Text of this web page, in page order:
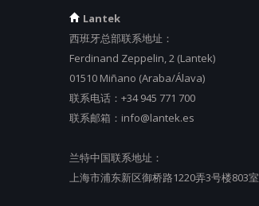
Lantek
西班牙总部联系地址：
Ferdinand Zeppelin, 2 (Lantek)
01510 Miñano (Araba/Álava)
联系电话： +34 945 771 700
联系邮箱： info@lantek.es
兰特中国联系地址：
上海市浦东新区御桥路1220弄3号楼803室